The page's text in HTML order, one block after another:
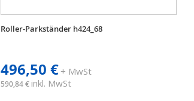
Roller-Parkständer h424_68
496,50 €+ MwSt
590,84 € inkl. MwSt